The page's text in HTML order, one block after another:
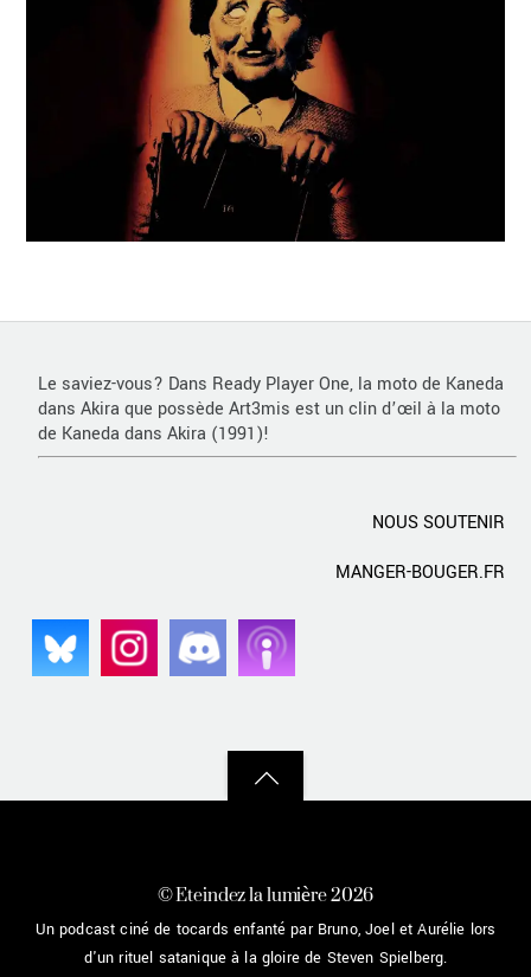
Le saviez-vous? Dans Ready Player One, la moto de Kaneda
dans Akira que possède Art3mis est un clin d’œil à la moto
de Kaneda dans Akira (1991)!
NOUS SOUTENIR
MANGER-BOUGER.FR
Back
©Eteindez la lumière2026
Un podcast ciné de tocards enfanté par Bruno, Joel et Aurélie lors
d'un rituel satanique à la gloire de Steven Spielberg.